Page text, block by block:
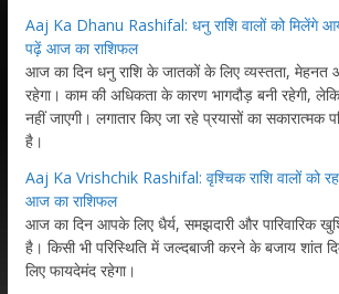
Aaj Ka Dhanu Rashifal: धनु राशि वालों को मिलेंगे
पढ़ें आज का राशिफल
आज का दिन धनु राशि के जातकों के लिए व्यस्तता, मेहनत
रहेगा। काम की अधिकता के कारण भागदौड़ बनी रहेगी,
नहीं जाएगी। लगातार किए जा रहे प्रयासों का सकारात्मक
है।
Aaj Ka Vrishchik Rashifal: वृश्चिक राशि वालों को
आज का राशिफल
आज का दिन आपके लिए धैर्य, समझदारी और पारिवारिक
है। किसी भी परिस्थिति में जल्दबाजी करने के बजाय शांत
लिए फायदेमंद रहेगा।